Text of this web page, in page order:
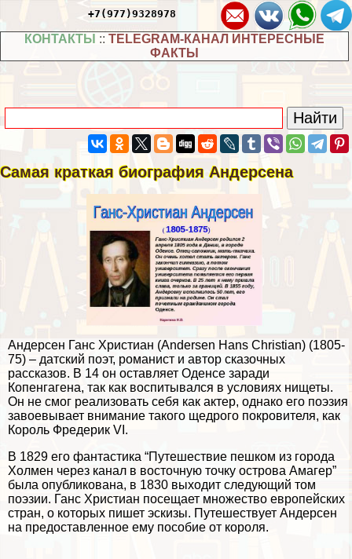
+7(977)9328978
КОНТАКТЫ :: TELEGRAM-КАНАЛ ИНТЕРЕСНЫЕ
ФАКТЫ
Самая краткая биография Андерсена
Андерсен Ганс Христиан (Andersen Hans Christian) (1805-
75) – датский поэт, романист и автор сказочных
рассказов. В 14 он оставляет Оденсе заради
Копенгагена, так как воспитывался в условиях нищеты.
Он не смог реализовать себя как актер, однако его поэзия
завоевывает внимание такого щедрого покровителя, как
Король Фредерик VI.
В 1829 его фантастика “Путешествие пешком из города
Холмен через канал в восточную точку острова Амагер”
была опубликована, в 1830 выходит следующий том
поэзии. Ганс Христиан посещает множество европейских
стран, о которых пишет эскизы. Путешествует Андерсен
на предоставленное ему пособие от короля.